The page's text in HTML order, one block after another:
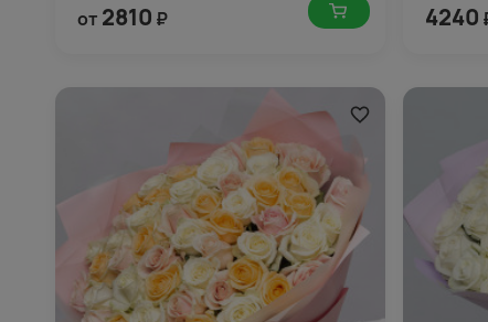
от 2810 ₽ 4240